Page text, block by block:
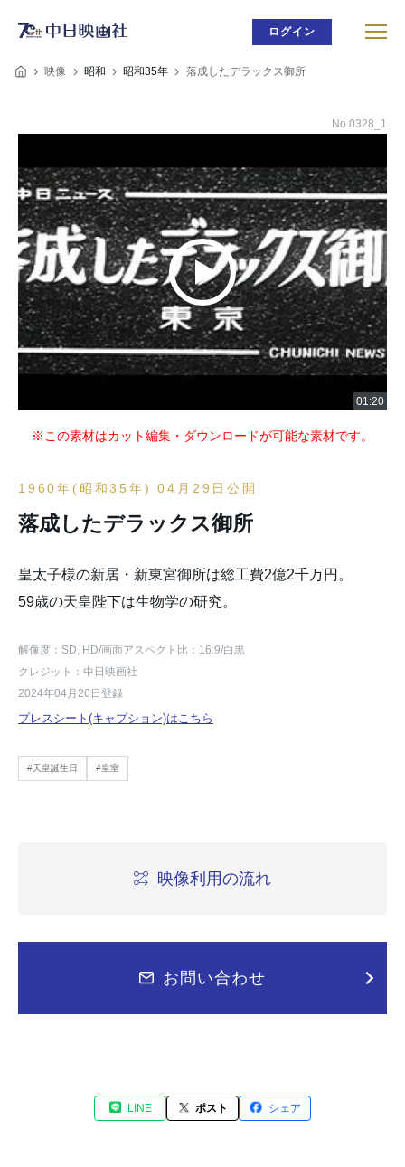
ログイン
映像 昭和 昭和35年 落成したデラックス御所
No.0328_1
※この素材はカット編集・ダウンロードが可能な素材です。
1960年(昭和35年) 04月29日公開
落成したデラックス御所
皇太子様の新居・新東宮御所は総工費2億2千万円。
59歳の天皇陛下は生物学の研究。
解像度：SD, HD/画面アスペクト比：16:9/白黒
クレジット：中日映画社
2024年04月26日登録
プレスシート(キャプション)はこちら
#天皇誕生日 #皇室
映像利用の流れ
お問い合わせ
LINE ポスト シェア